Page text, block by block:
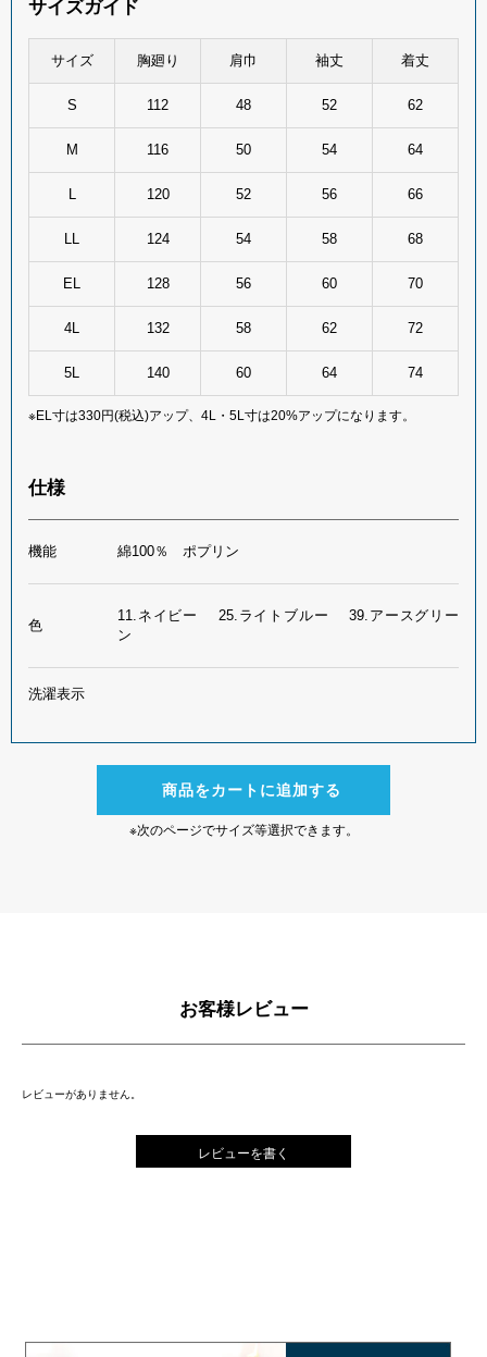
サイズガイド
サイズ 胸廻り 肩巾 袖丈 着丈
S 112 48 52 62
M 116 50 54 64
120 52 56 66
124 54 58 68
EL 128 56 60 70
4L 132 58 62 72
5L 140 60 64 74
※EL寸は330円(税込)アップ、4L・5L寸は20%アップになります。
仕様
機能 綿100％ ポプリン
色
11.ネイビー 25.ライトブルー 39.アースグリー
ン
洗濯表示
商品をカートに追加する
※次のページでサイズ等選択できます。
お客様レビュー
レビューがありません。
レビューを書く